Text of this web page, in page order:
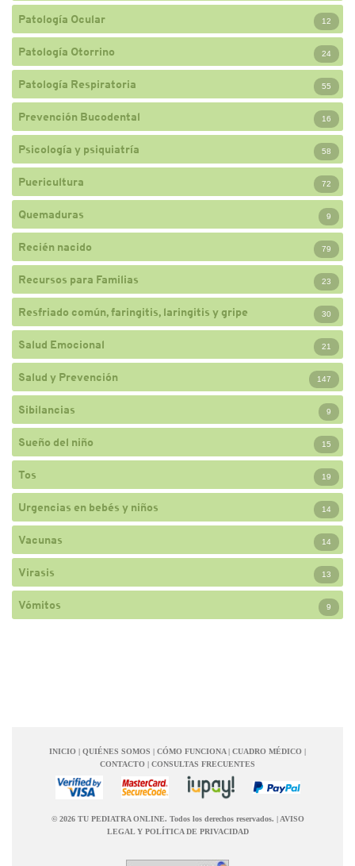
Patología Ocular 12
Patología Otorrino 24
Patología Respiratoria 55
Prevención Bucodental 16
Psicología y psiquiatría 58
Puericultura 72
Quemaduras 9
Recién nacido 79
Recursos para Familias 23
Resfriado común, faringitis, laringitis y gripe 30
Salud Emocional 21
Salud y Prevención 147
Sibilancias 9
Sueño del niño 15
Tos 19
Urgencias en bebés y niños 14
Vacunas 14
Virasis 13
Vómitos 9
INICIO | QUIÉNES SOMOS | CÓMO FUNCIONA | CUADRO MÉDICO |
CONTACTO | CONSULTAS FRECUENTES
© 2026 TU PEDIATRA ONLINE. Todos los derechos reservados. | AVISO
LEGAL Y POLÍTICA DE PRIVACIDAD